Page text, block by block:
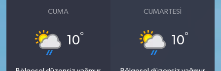
CUMA
10°
CUMARTESI
10°